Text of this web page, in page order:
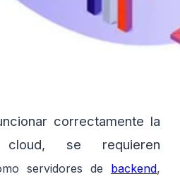
correctamente la
se requieren
servidores de backend,